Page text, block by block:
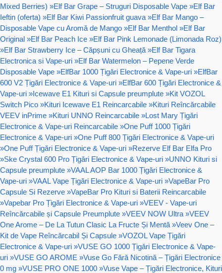
Mixed Berries) »Elf Bar Grape – Struguri Disposable Vape »Elf Bar
Ieftin (oferta) »Elf Bar Kiwi Passionfruit guava »Elf Bar Mango –
Disposable Vape cu Aromă de Mango »Elf Bar Menthol »Elf Bar
Original »Elf Bar Peach Ice »Elf Bar Pink Lemonade (Limonada Roz)
»Elf Bar Strawberry Ice – Căpșuni cu Gheață »Elf Bar Tigara
Electronica si Vape-uri »Elf Bar Watermelon – Pepene Verde
Disposable Vape »ElfBar 1000 Țigări Electronice & Vape-uri »ElfBar
600 V2 Țigări Electronice & Vape-uri »ElfBar 600 Țigări Electronice &
Vape-uri »Icewave E1 Kituri si Capsule preumplute »Kit VOZOL
Switch Pico »Kituri Icewave E1 Reincarcabile »Kituri Reîncărcabile
VEEV inPrime »Kituri UNNO Reincarcabile »Lost Mary Țigări
Electronice & Vape-uri Reincarcabile »One Puff 1000 Țigări
Electronice & Vape-uri »One Puff 800 Țigări Electronice & Vape-uri
»One Puff Țigări Electronice & Vape-uri »Rezerve Elf Bar Elfa Pro
»Ske Crystal 600 Pro Țigări Electronice & Vape-uri »UNNO Kituri si
Capsule preumplute »VAAL AOP Bar 1000 Țigări Electronice &
Vape-uri »VAAL Vape Țigări Electronice & Vape-uri »VapeBar Pro
Capsule Si Rezerve »VapeBar Pro Kituri si Baterii Reincarcabile
»Vapebar Pro Țigări Electronice & Vape-uri »VEEV - Vape-uri
Reîncărcabile și Capsule Preumplute »VEEV NOW Ultra »VEEV
One Arome – De La Tutun Clasic La Fructe Și Mentă »Veev One –
Kit de Vape Reîncărcabil Și Capsule »VOZOL Vape Țigări
Electronice & Vape-uri »VUSE GO 1000 Țigări Electronice & Vape-
uri »VUSE GO AROME »Vuse Go Fără Nicotină – Țigări Electronice
0 mg »VUSE PRO ONE 1000 »Vuse Vape – Țigări Electronice, Kituri